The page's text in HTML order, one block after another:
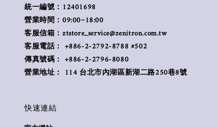
統一編號：12401698
營業時間：09:00~18:00
客服信箱：ztstore_service@zenitron.com.tw
客服電話： +886-2-2792-8788 #502
傳真號碼： +886-2-2796-8080
營業地址： 114 台北市內湖區新湖二路250巷8號
快速連結